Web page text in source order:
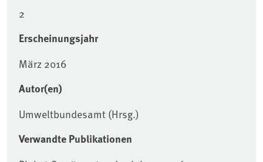
2
Erscheinungsjahr
März 2016
Autor(en)
Umweltbundesamt (Hrsg.)
Verwandte Publikationen